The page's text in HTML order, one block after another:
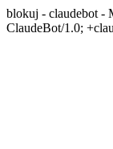
blokuj - claudebot -
ClaudeBot/1.0;